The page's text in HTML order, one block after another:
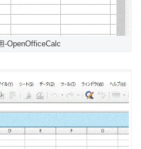
-OpenOfficeCalc